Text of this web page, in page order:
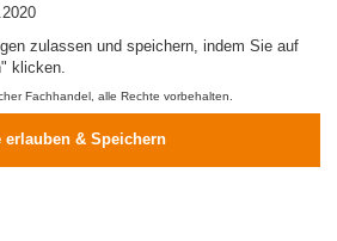
zulassen und speichern, indem Sie auf
klicken.
Fachhandel, alle Rechte vorbehalten.
erlauben & Speichern